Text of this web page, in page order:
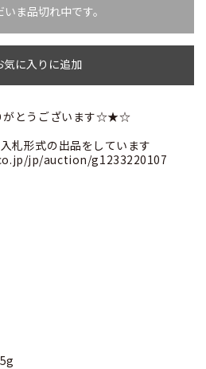
いま品切れ中です。
気に入りに追加
とうございます☆★☆
札形式の出品をしています
jp/auction/g1233220107